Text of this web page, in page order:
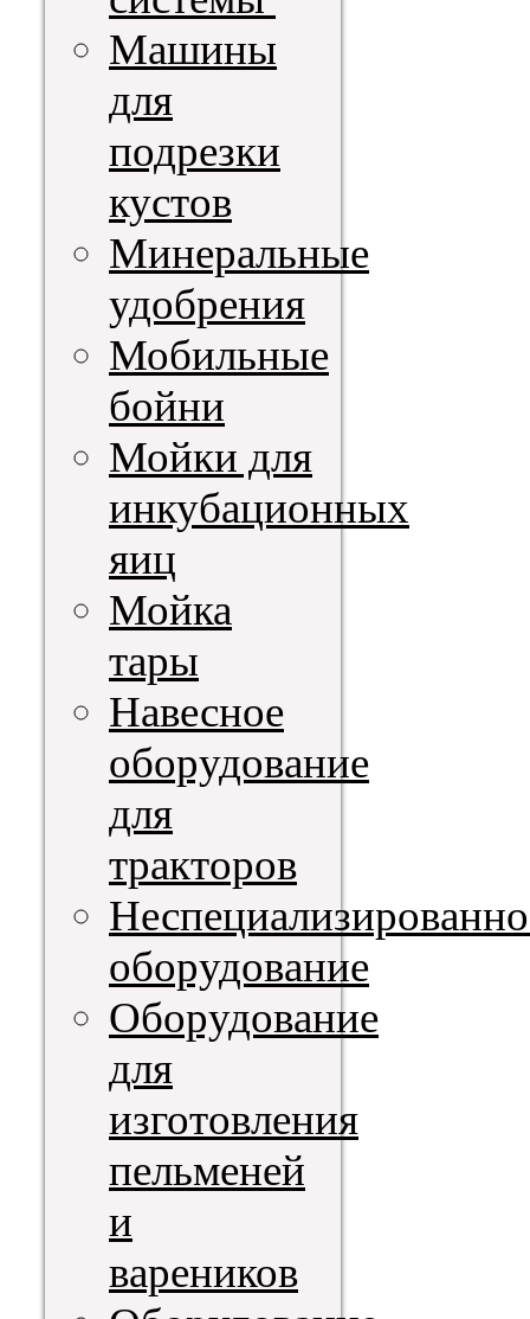
Машины
для
подрезки
кустов
Минеральные
удобрения
Мобильные
бойни
Мойки для
инкубационных
яиц
Мойка
тары
Навесное
оборудование
для
тракторов
оборудование
Оборудование
для
изготовления
пельменей
и
вареников